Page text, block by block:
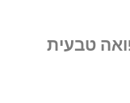
טבעית